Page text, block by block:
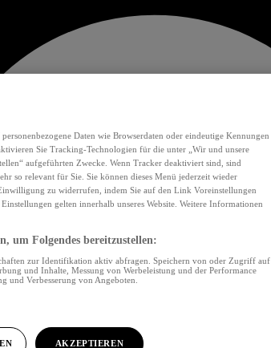
Daten wie Browserdaten oder eindeutige Kennungen
Sie Tracking-Technologien für die unter „Wir und unsere
aufgeführten Zwecke. Wenn Tracker deaktiviert sind, sind
so relevant für Sie. Sie können dieses Menü jederzeit wieder
zu widerrufen, indem Sie auf den Link Voreinstellungen
gelten innerhalb unseres Website. Weitere Informationen
um Folgendes bereitzustellen:
zur Identifikation aktiv abfragen. Speichern von oder Zugriff auf
und Inhalte, Messung von Werbeleistung und der Performance
und Verbesserung von Angeboten.
AKZEPTIEREN